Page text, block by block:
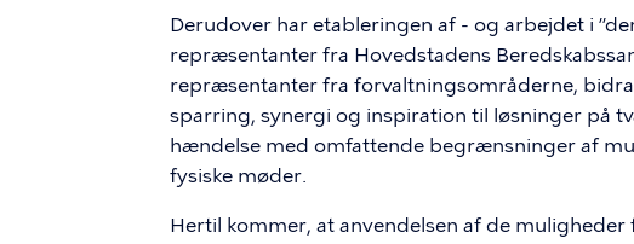
Derudover har etableringen af - og arbejdet i
repræsentanter fra Hovedstadens
repræsentanter fra forvaltningsområderne,
sparring, synergi og inspiration til løsninger på
hændelse med omfattende begrænsninger af
fysiske møder.
Hertil kommer, at anvendelsen af de